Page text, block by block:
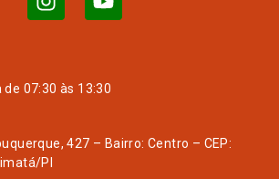
07:30 às 13:30
427 – Bairro: Centro – CEP:
PI